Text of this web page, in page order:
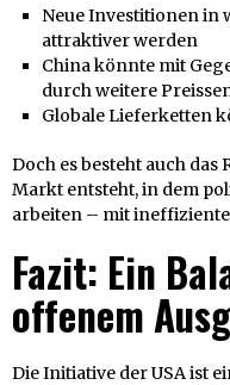
Neue Investitionen in
attraktiver werden
China könnte mit
durch weitere
Globale Lieferketten
Doch es besteht auch
Markt entsteht, in dem
arbeiten – mit
Fazit: Ein
offenem
Die Initiative der USA ist